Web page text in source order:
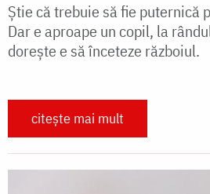
Știe că trebuie să fie puternică
Dar e aproape un copil, la
dorește e să înceteze războiul.
citește mai mult